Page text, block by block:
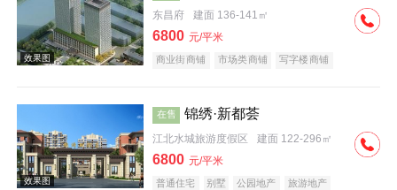
效果图
东昌府 建面 136-141㎡
6800 元/平米
商业街商铺 市场类商铺
写字楼商铺
在售 锦绣·新都荟
江北水城旅游度假区 建面 122-296㎡
6800 元/平米
普通住宅 别墅 公园地产
旅游地产